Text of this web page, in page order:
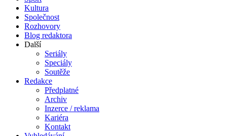
Kultura
Společnost
Rozhovory
Blog redaktora
Další
Seriály
Speciály
Soutěže
Redakce
Předplatné
Archiv
Inzerce / reklama
Kariéra
Kontakt